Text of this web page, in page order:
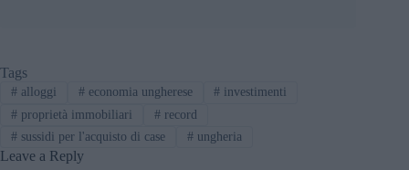
Tags
#alloggi #economia ungherese # investimenti
#proprietà immobiliari #record
#sussidi per l'acquisto di case #ungheria
Leave a Reply